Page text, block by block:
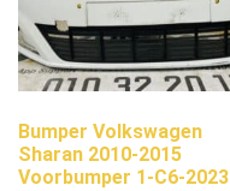
Bumper Volkswagen
Sharan 2010-2015
Voorbumper 1-C6-2023